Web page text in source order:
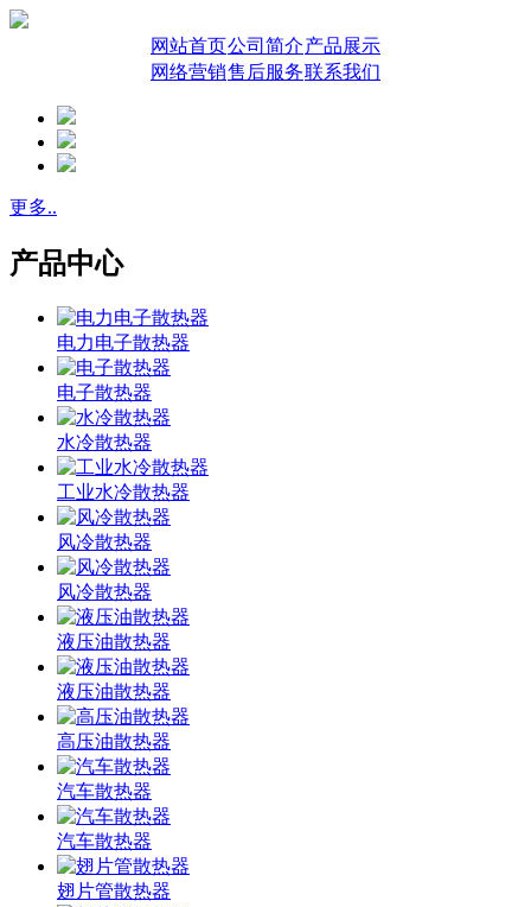
网站首页公司简介产品展示
网络营销售后服务联系我们
更多..
产品中心
电力电子散热器
电子散热器
水冷散热器
工业水冷散热器
风冷散热器
风冷散热器
液压油散热器
液压油散热器
高压油散热器
汽车散热器
汽车散热器
翅片管散热器